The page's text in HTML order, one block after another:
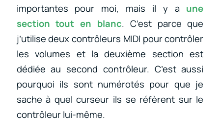
importantes pour moi, mais il y a une
section tout en blanc. C’est parce que
j’utilise deux contrôleurs MIDI pour contrôler
les volumes et la deuxième section est
dédiée au second contrôleur. C’est aussi
pourquoi ils sont numérotés pour que je
sache à quel curseur ils se réfèrent sur le
contrôleur lui-même.